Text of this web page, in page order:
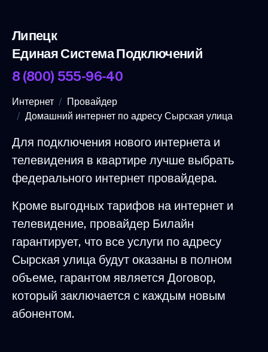
Липецк
Единая Система Подключений
8 (800) 555-96-40
Интернет
Провайдер
Домашний интернет по адресу Сырская улица
Для подключения нового интернета и
телевидения в квартире лучше выбрать
федерального интернет провайдера.
Кроме выгодных тарифов на интернет и
телевидение, провайдер Билайн
гарантирует, что все услуги по адресу
Сырская улица будут оказаны в полном
объеме, гарантом является Договор,
который заключается с каждым новым
абонентом.